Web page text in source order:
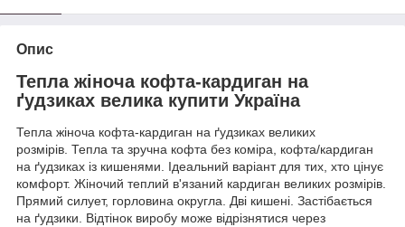
Опис
Тепла жіноча кофта-кардиган на
ґудзиках велика купити Україна
Тепла жіноча кофта-кардиган на ґудзиках великих
розмірів. Тепла та зручна кофта без коміра, кофта/кардиган
на ґудзиках із кишенями. Ідеальний варіант для тих, хто цінує
комфорт. Жіночий теплий в'язаний кардиган великих розмірів.
Прямий силует, горловина округла. Дві кишені. Застібається
на ґудзики. Відтінок виробу може відрізнятися через